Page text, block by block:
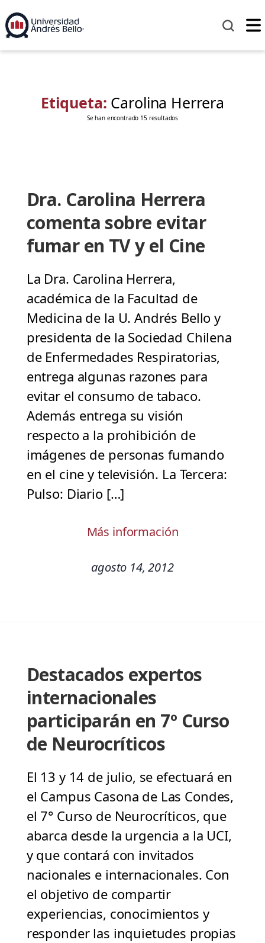
Etiqueta: Carolina Herrera
Se han encontrado 15 resultados
Dra. Carolina Herrera
comenta sobre evitar
fumar en TV y el Cine
La Dra. Carolina Herrera,
académica de la Facultad de
Medicina de la U. Andrés Bello y
presidenta de la Sociedad Chilena
de Enfermedades Respiratorias,
entrega algunas razones para
evitar el consumo de tabaco.
Además entrega su visión
respecto a la prohibición de
imágenes de personas fumando
en el cine y televisión. La Tercera:
Pulso: Diario […]
Más información
agosto 14, 2012
Destacados expertos
internacionales
participarán en 7º Curso
de Neurocríticos
El 13 y 14 de julio, se efectuará en
el Campus Casona de Las Condes,
el 7° Curso de Neurocríticos, que
abarca desde la urgencia a la UCI,
y que contará con invitados
nacionales e internacionales. Con
el objetivo de compartir
experiencias, conocimientos y
responder las inquietudes propias